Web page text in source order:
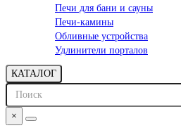
Печи для бани и сауны
Печи-камины
Обливные устройства
Удлинители порталов
КАТАЛОГ
×